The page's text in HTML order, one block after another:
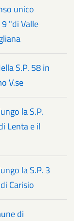
unico
"di Valle
S.P. 58 in
V.se
la S.P.
Lenta e il
la S.P. 3
Carisio
di